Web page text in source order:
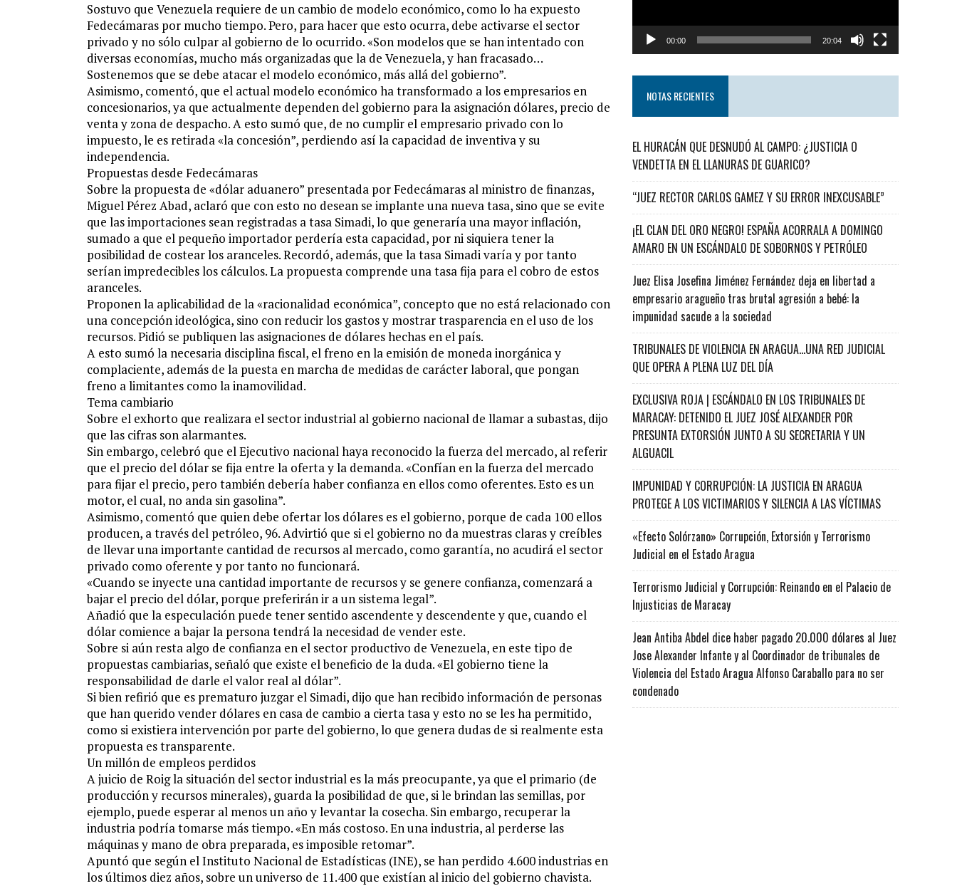
Sostuvo que Venezuela requiere de un cambio de modelo económico, como lo ha expuesto
Fedecámaras por mucho tiempo. Pero, para hacer que esto ocurra, debe activarse el sector
privado y no sólo culpar al gobierno de lo ocurrido. «Son modelos que se han intentado con
diversas economías, mucho más organizadas que la de Venezuela, y han fracasado…
Sostenemos que se debe atacar el modelo económico, más allá del gobierno”.
Asimismo, comentó, que el actual modelo económico ha transformado a los empresarios en
concesionarios, ya que actualmente dependen del gobierno para la asignación dólares, precio de
venta y zona de despacho. A esto sumó que, de no cumplir el empresario privado con lo
impuesto, le es retirada «la concesión”, perdiendo así la capacidad de inventiva y su
independencia.
Propuestas desde Fedecámaras
Sobre la propuesta de «dólar aduanero” presentada por Fedecámaras al ministro de finanzas,
Miguel Pérez Abad, aclaró que con esto no desean se implante una nueva tasa, sino que se evite
que las importaciones sean registradas a tasa Simadi, lo que generaría una mayor inflación,
sumado a que el pequeño importador perdería esta capacidad, por ni siquiera tener la
posibilidad de costear los aranceles. Recordó, además, que la tasa Simadi varía y por tanto
serían impredecibles los cálculos. La propuesta comprende una tasa fija para el cobro de estos
aranceles.
Proponen la aplicabilidad de la «racionalidad económica”, concepto que no está relacionado con
una concepción ideológica, sino con reducir los gastos y mostrar trasparencia en el uso de los
recursos. Pidió se publiquen las asignaciones de dólares hechas en el país.
A esto sumó la necesaria disciplina fiscal, el freno en la emisión de moneda inorgánica y
complaciente, además de la puesta en marcha de medidas de carácter laboral, que pongan
freno a limitantes como la inamovilidad.
Tema cambiario
Sobre el exhorto que realizara el sector industrial al gobierno nacional de llamar a subastas, dijo
que las cifras son alarmantes.
Sin embargo, celebró que el Ejecutivo nacional haya reconocido la fuerza del mercado, al referir
que el precio del dólar se fija entre la oferta y la demanda. «Confían en la fuerza del mercado
para fijar el precio, pero también debería haber confianza en ellos como oferentes. Esto es un
motor, el cual, no anda sin gasolina”.
Asimismo, comentó que quien debe ofertar los dólares es el gobierno, porque de cada 100 ellos
producen, a través del petróleo, 96. Advirtió que si el gobierno no da muestras claras y creíbles
de llevar una importante cantidad de recursos al mercado, como garantía, no acudirá el sector
privado como oferente y por tanto no funcionará.
«Cuando se inyecte una cantidad importante de recursos y se genere confianza, comenzará a
bajar el precio del dólar, porque preferirán ir a un sistema legal”.
Añadió que la especulación puede tener sentido ascendente y descendente y que, cuando el
dólar comience a bajar la persona tendrá la necesidad de vender este.
Sobre si aún resta algo de confianza en el sector productivo de Venezuela, en este tipo de
propuestas cambiarias, señaló que existe el beneficio de la duda. «El gobierno tiene la
responsabilidad de darle el valor real al dólar”.
Si bien refirió que es prematuro juzgar el Simadi, dijo que han recibido información de personas
que han querido vender dólares en casa de cambio a cierta tasa y esto no se les ha permitido,
como si existiera intervención por parte del gobierno, lo que genera dudas de si realmente esta
propuesta es transparente.
Un millón de empleos perdidos
A juicio de Roig la situación del sector industrial es la más preocupante, ya que el primario (de
producción y recursos minerales), guarda la posibilidad de que, si le brindan las semillas, por
ejemplo, puede esperar al menos un año y levantar la cosecha. Sin embargo, recuperar la
industria podría tomarse más tiempo. «En más costoso. En una industria, al perderse las
máquinas y mano de obra preparada, es imposible retomar”.
Apuntó que según el Instituto Nacional de Estadísticas (INE), se han perdido 4.600 industrias en
los últimos diez años, sobre un universo de 11.400 que existían al inicio del gobierno chavista.
00:00 20:04
NOTAS RECIENTES
EL HURACÁN QUE DESNUDÓ AL CAMPO: ¿JUSTICIA O
VENDETTA EN EL LLANURAS DE GUARICO?
“JUEZ RECTOR CARLOS GAMEZ Y SU ERROR INEXCUSABLE”
¡EL CLAN DEL ORO NEGRO! ESPAÑA ACORRALA A DOMINGO
AMARO EN UN ESCÁNDALO DE SOBORNOS Y PETRÓLEO
Juez Elisa Josefina Jiménez Fernández deja en libertad a
empresario aragueño tras brutal agresión a bebé: la
impunidad sacude a la sociedad
TRIBUNALES DE VIOLENCIA EN ARAGUA…UNA RED JUDICIAL
QUE OPERA A PLENA LUZ DEL DÍA
EXCLUSIVA ROJA | ESCÁNDALO EN LOS TRIBUNALES DE
MARACAY: DETENIDO EL JUEZ JOSÉ ALEXANDER POR
PRESUNTA EXTORSIÓN JUNTO A SU SECRETARIA Y UN
ALGUACIL
IMPUNIDAD Y CORRUPCIÓN: LA JUSTICIA EN ARAGUA
PROTEGE A LOS VICTIMARIOS Y SILENCIA A LAS VÍCTIMAS
«Efecto Solórzano» Corrupción, Extorsión y Terrorismo
Judicial en el Estado Aragua
Terrorismo Judicial y Corrupción: Reinando en el Palacio de
Injusticias de Maracay
Jean Antiba Abdel dice haber pagado 20.000 dólares al Juez
Jose Alexander Infante y al Coordinador de tribunales de
Violencia del Estado Aragua Alfonso Caraballo para no ser
condenado